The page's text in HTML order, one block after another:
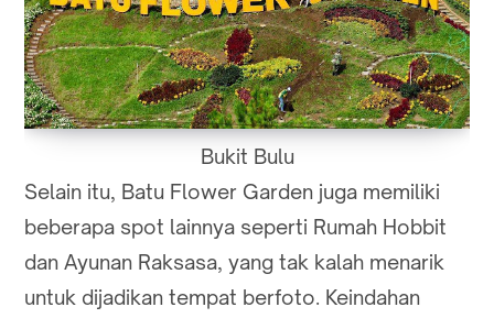
Bukit Bulu
Selain itu, Batu Flower Garden juga memiliki
beberapa spot lainnya seperti Rumah Hobbit
dan Ayunan Raksasa, yang tak kalah menarik
untuk dijadikan tempat berfoto. Keindahan